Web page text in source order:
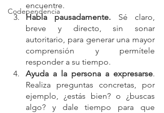
Codependencia
encuentre.
Habla pausadamente. Sé claro,
breve y directo, sin sonar
autoritario, para generar una mayor
comprensión y permítele
responder a su tiempo.
Ayuda a la persona a expresarse.
Realiza preguntas concretas, por
ejemplo, ¿estás bien? o ¿buscas
algo? y dale tiempo para que